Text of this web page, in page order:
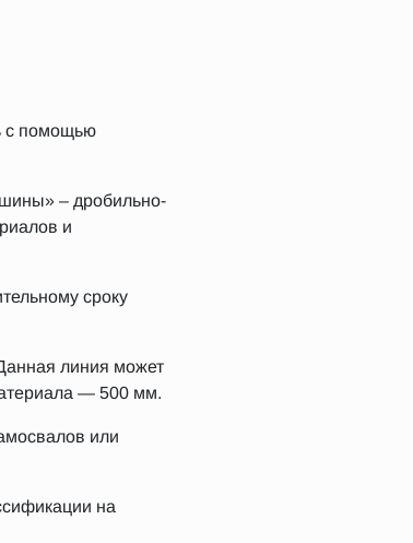
с помощью
– дробильно-
и
сроку
линия может
— 500 мм.
или
на